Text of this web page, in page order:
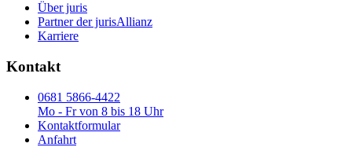
Über juris
Partner der jurisAllianz
Karriere
Kontakt
0681 5866-4422
Mo - Fr von 8 bis 18 Uhr
Kontaktformular
Anfahrt